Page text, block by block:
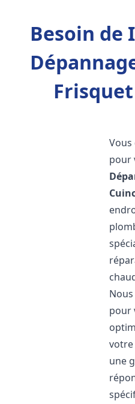
Besoin
pour
pour
une